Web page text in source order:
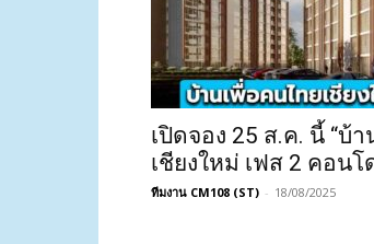
เปิดจอง 25 ส.ค. นี้ “บ้
เชียงใหม่ เฟส 2 คอนโ
ทีมงาน CM108 (ST) - 18/08/2025